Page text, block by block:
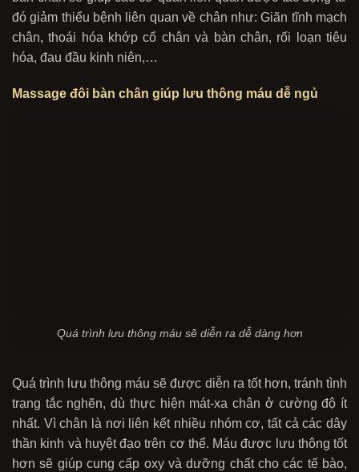
đó giảm thiểu bệnh liên quan về chân như: Giãn tĩnh mạch
chân, thoái hóa khớp cổ chân và bàn chân, rối loạn tiêu
hóa, đau đầu kinh niên,…
Massage đôi bàn chân giúp lưu thông máu dễ ngủ
Quá trình lưu thông máu sẽ diễn ra dễ dàng hơn
Quá trình lưu thông máu sẽ được diễn ra tốt hơn, tránh tình
trạng tắc nghẽn, dù thực hiện mát-xa chân ở cường độ ít
nhất. Vì chân là nơi liên kết nhiều nhóm cơ, tất cả các dây
thần kinh và huyệt đạo trên cơ thể. Máu được lưu thông tốt
hơn sẽ giúp cung cấp oxy và dưỡng chất cho các tế bào,